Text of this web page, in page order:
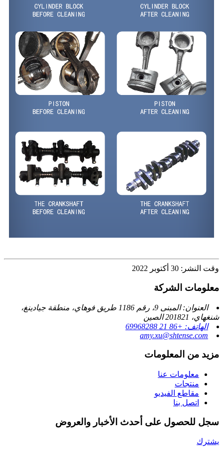
وقت النشر: 30 أكتوبر 2022
معلومات الشركة
العنوان: المبنى 9، رقم 1186 طريق فوهاي، منطقة جيادينغ،
شنغهاي، 201821 الصين
الهاتف: +86 21 69968288
amy.xu@shtense.com
مزيد من المعلومات
معلومات عنا
منتجات
مقاطع الفيديو
اتصل بنا
سجل للحصول على أحدث الأخبار والعروض
يشترك